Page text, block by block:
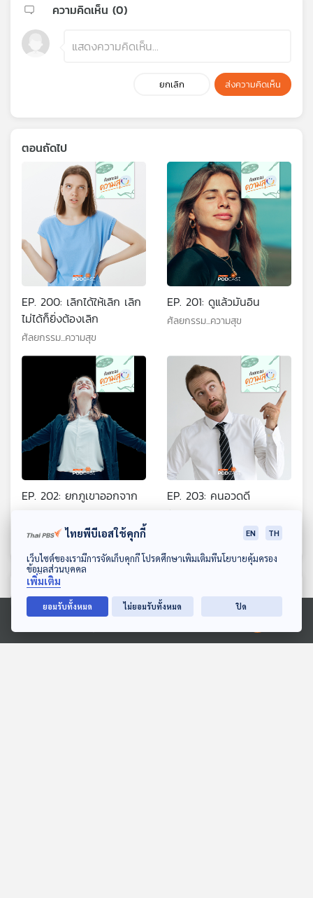
ดาวน์โหลด Thai PBS Podcast Application
Ⓒ 2020 องค์การกระจายเสียงและแพร่ภาพสาธารณะแห่งประเทศไทย
ความคิดเห็น (0)
ยกเลิก ส่งความคิดเห็น
ตอนถัดไป
EP. 200: เลิกได้ให้เลิก เลิก
ไม่ได้ก็ยิ่งต้องเลิก
ศัลยกรรม...ความสุข
EP. 201: ดูแล้วมันอิน
ศัลยกรรม...ความสุข
EP. 202: ยกภูเขาออกจาก
ศัลยกรรม...ความสุข
EP. 203: คนอวดดี
ศัลยกรรม...ความสุข
ตอนที่เกี่ยวข้อง
ไทยพีบีเอสใช้คุกกี้ EN TH
เว็บไซต์ของเรามีการจัดเก็บคุกกี้ โปรดศึกษาเพิ่มเติมที่นโยบายคุ้มครอง
ข้อมูลส่วนบุคคล
เพิ่มเติม
ยอมรับทั้งหมด ไม่ยอมรับทั้งหมด ปิด